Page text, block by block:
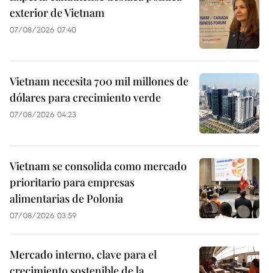
exterior de Vietnam
07/08/2026 07:40
Vietnam necesita 700 mil millones de
dólares para crecimiento verde
07/08/2026 04:23
Vietnam se consolida como mercado
prioritario para empresas
alimentarias de Polonia
07/08/2026 03:59
Mercado interno, clave para el